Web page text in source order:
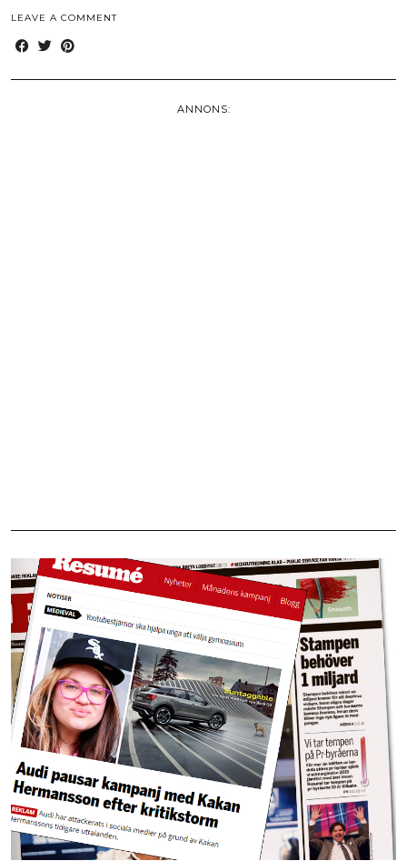
LEAVE A COMMENT
ANNONS: